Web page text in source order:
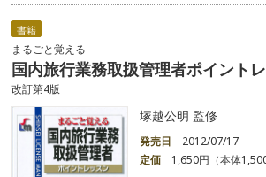
書籍
まるごと覚える
国内旅行業務取扱管理者ポイント
改訂第4版
塚越公明 監修
発売日
2012/07/17
定価
1,650円（本体